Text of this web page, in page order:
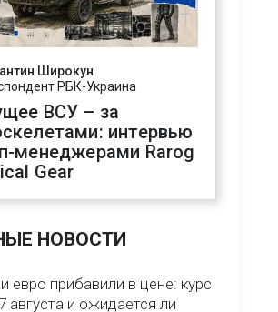
Широкун
РБК-Украина
ВСУ – за
интервью
менеджерами Rarog
Gear
НОВОСТИ
евро прибавили в цене: курс
августа и ожидается ли